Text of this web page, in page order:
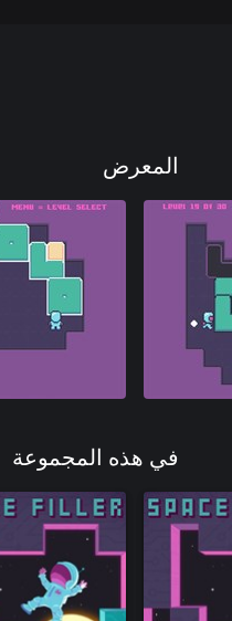
المعرض
في هذه المجموعة